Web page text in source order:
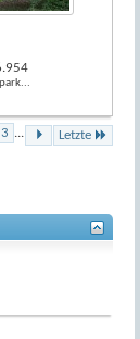
3 ... Letzte